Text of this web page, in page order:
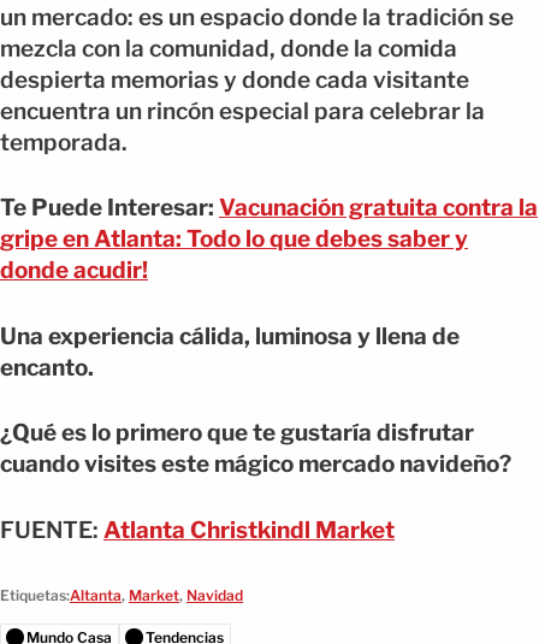
un mercado: es un espacio donde la tradición se
mezcla con la comunidad, donde la comida
despierta memorias y donde cada visitante
encuentra un rincón especial para celebrar la
temporada.
Te Puede Interesar: Vacunación gratuita contra la
gripe en Atlanta: Todo lo que debes saber y
donde acudir!
Una experiencia cálida, luminosa y llena de
encanto.
¿Qué es lo primero que te gustaría disfrutar
cuando visites este mágico mercado navideño?
FUENTE: Atlanta Christkindl Market
Etiquetas:Altanta, Market, Navidad
Mundo Casa Tendencias